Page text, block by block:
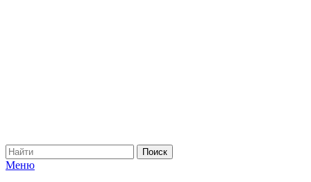
Меню